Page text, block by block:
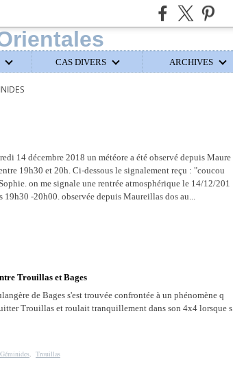
CAS DIVERS ARCHIVES
14 décembre 2018 un météore a été observé depuis Maure
19h30 et 20h. Ci-dessous le signalement reçu : "coucou
on me signale une rentrée atmosphérique le 14/12/201
19h30 -20h00. observée depuis Maureillas dos au...
Trouillas et Bages
de Bages s'est trouvée confrontée à un phénomène q
Trouillas et roulait tranquillement dans son 4x4 lorsque s
Géminides, Trouillas